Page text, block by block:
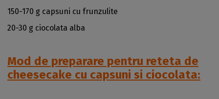
150-170 g capsuni cu frunzulite
20-30 g ciocolata alba
Mod de preparare pentru reteta de
cheesecake cu capsuni si ciocolata: